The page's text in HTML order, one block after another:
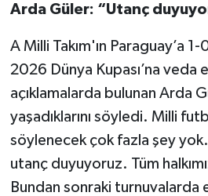
Arda Güler: “Utanç
A Milli Takım'ın Paraguay’a
2026 Dünya Kupası’na veda
açıklamalarda bulunan Arda
yaşadıklarını söyledi. Milli
söylenecek çok fazla şey
utanç duyuyoruz. Tüm
Bundan sonraki turnuvalarda